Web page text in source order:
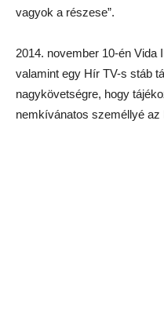
vagyok a részese”.
2014. november 10-én Vida
valamint egy Hír TV-s stáb
nagykövetségre, hogy
nemkívánatos személlyé az